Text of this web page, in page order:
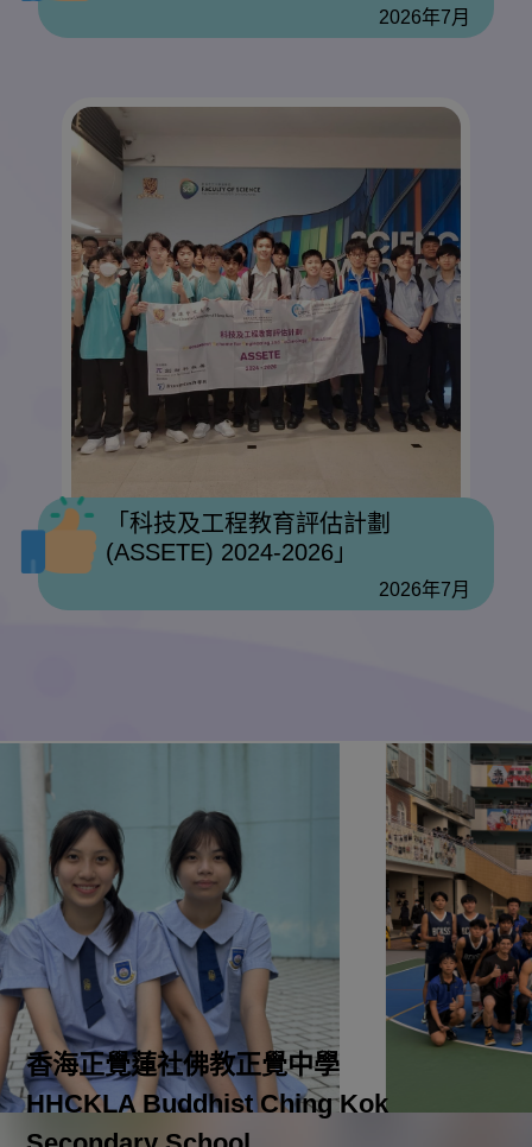
2026年7月
「科技及工程教育評估計劃
(ASSETE) 2024-2026」
2026年7月
香海正覺蓮社佛教正覺中學
HHCKLA Buddhist Ching Kok